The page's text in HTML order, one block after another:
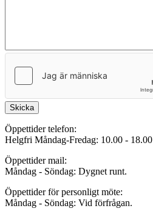
Skicka
Öppettider telefon:
Helgfri Måndag-Fredag: 10.00 - 18.00
Öppettider mail:
Måndag - Söndag: Dygnet runt.
Öppettider för personligt möte:
Måndag - Söndag: Vid förfrågan.